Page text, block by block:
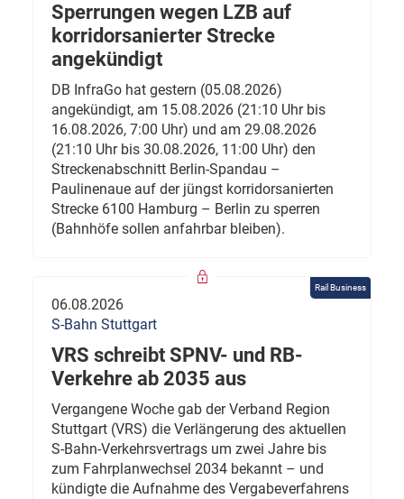
Sperrungen wegen LZB auf
korridorsanierter Strecke
angekündigt
DB InfraGo hat gestern (05.08.2026)
angekündigt, am 15.08.2026 (21:10 Uhr bis
16.08.2026, 7:00 Uhr) und am 29.08.2026
(21:10 Uhr bis 30.08.2026, 11:00 Uhr) den
Streckenabschnitt Berlin-Spandau –
Paulinenaue auf der jüngst korridorsanierten
Strecke 6100 Hamburg – Berlin zu sperren
(Bahnhöfe sollen anfahrbar bleiben).
Rail Business
06.08.2026
S-Bahn Stuttgart
VRS schreibt SPNV- und RB-
Verkehre ab 2035 aus
Vergangene Woche gab der Verband Region
Stuttgart (VRS) die Verlängerung des aktuellen
S-Bahn-Verkehrsvertrags um zwei Jahre bis
zum Fahrplanwechsel 2034 bekannt – und
kündigte die Aufnahme des Vergabeverfahrens